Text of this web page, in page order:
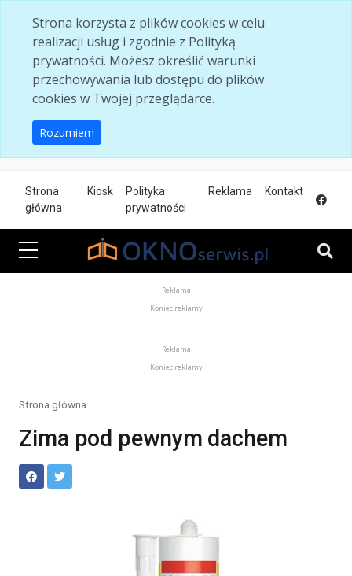
Strona korzysta z plików cookies w celu
realizacji usług i zgodnie z Polityką
prywatności. Możesz określić warunki
przechowywania lub dostępu do plików
cookies w Twojej przeglądarce.
Rozumiem
Strona
główna
Kiosk
Polityka
prywatności
Reklama Kontakt
Reklama
Koniec reklamy
Reklama
Koniec reklamy
Strona główna
Zima pod pewnym dachem